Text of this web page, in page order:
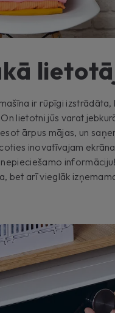
ir rūpīgi
lietotni jūs varat
ārpus mājas, un
inovatīvajam
bet arī vieglāk